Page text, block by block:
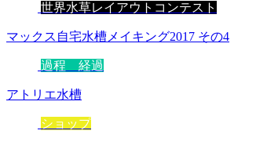
世界水草レイアウトコンテスト
マックス自宅水槽メイキング2017 その4
過程 経過
アトリエ水槽
ショップ